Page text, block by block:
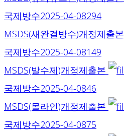
국제방수2025-04-08294
MSDS(새완결방수)개정제출본
국제방수2025-04-08149
MSDS(발수제)개정제출본
국제방수2025-04-0846
MSDS(몰라인)개정제출본
국제방수2025-04-0875